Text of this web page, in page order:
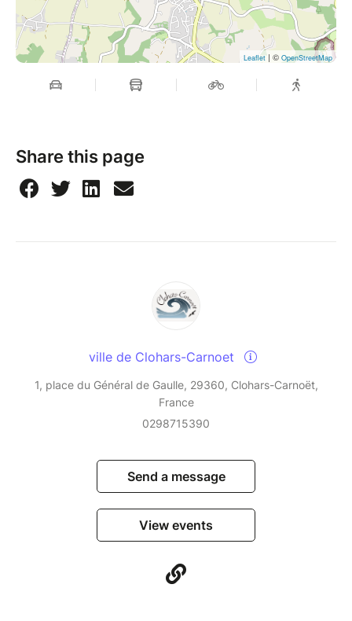
Leaflet | © OpenStreetMap
Share this page
ville de Clohars-Carnoet
1, place du Général de Gaulle, 29360, Clohars-Carnoët,
France
0298715390
Send a message
View events